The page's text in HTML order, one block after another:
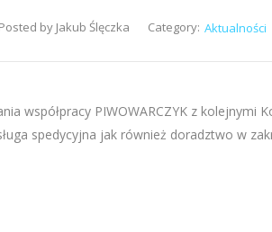
Posted by Jakub Ślęczka Category: Aktualności
współpracy PIWOWARCZYK z kolejnymi
spedycyjna jak również doradztwo w